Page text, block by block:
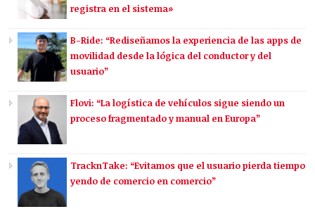
registra en el sistema»
B-Ride: “Rediseñamos la experiencia de las apps de
movilidad desde la lógica del conductor y del
usuario”
Flovi: “La logística de vehículos sigue siendo un
proceso fragmentado y manual en Europa”
TracknTake: “Evitamos que el usuario pierda tiempo
yendo de comercio en comercio”